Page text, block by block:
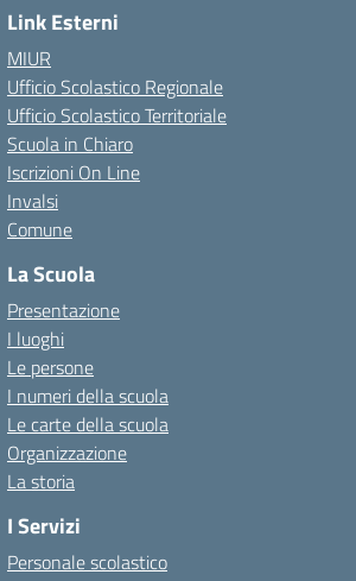
Link Esterni
MIUR
Ufficio Scolastico Regionale
Ufficio Scolastico Territoriale
Scuola in Chiaro
Iscrizioni On Line
Invalsi
Comune
La Scuola
Presentazione
I luoghi
Le persone
I numeri della scuola
Le carte della scuola
Organizzazione
La storia
I Servizi
Personale scolastico